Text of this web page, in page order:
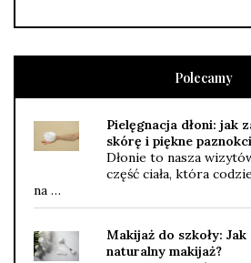
Polecamy
Pielęgnacja dłoni: jak
skórę i piękne
Dłonie to nasza
część ciała, która
na …
Makijaż do szkoły:
naturalny makijaż?